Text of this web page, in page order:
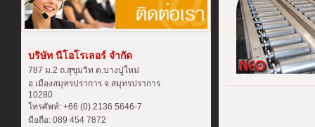
บริษัท นีโอโรเลอร์ จำกัด
787 ม.2 ถ.สุขุมวิท ต.บางปูใหม่
อ.เมืองสมุทรปราการ จ.สมุทรปราการ
10280
โทรศัพท์: +66 (0) 2136 5646-7
มือถือ: 089 454 7872